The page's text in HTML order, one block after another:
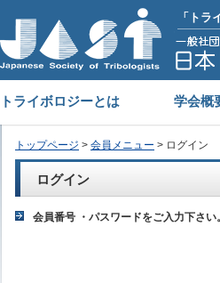
「トラ
トライボロジーとは 学会概
トップページ > 会員メニュー > ログイン
ログイン
会員番号 ・パスワードをご入力下さい。